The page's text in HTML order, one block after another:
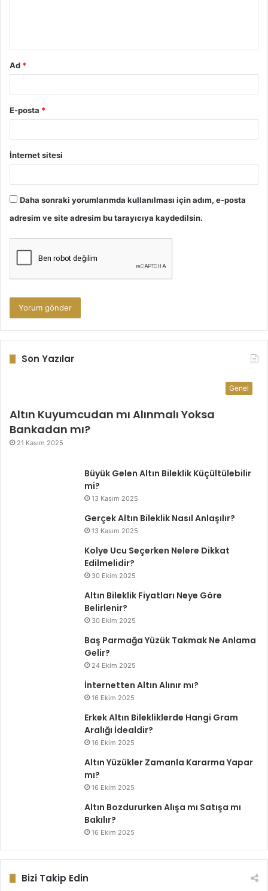
Ad *
E-posta *
İnternet sitesi
Daha sonraki yorumlarımda kullanılması için adım, e-posta
adresim ve site adresim bu tarayıcıya kaydedilsin.
Son Yazılar
Genel
Altın Kuyumcudan mı Alınmalı Yoksa
Bankadan mı?
21 Kasım 2025
Büyük Gelen Altın Bileklik Küçültülebilir
mi?
13 Kasım 2025
Gerçek Altın Bileklik Nasıl Anlaşılır?
13 Kasım 2025
Kolye Ucu Seçerken Nelere Dikkat
Edilmelidir?
30 Ekim 2025
Altın Bileklik Fiyatları Neye Göre
Belirlenir?
30 Ekim 2025
Baş Parmağa Yüzük Takmak Ne Anlama
Gelir?
24 Ekim 2025
İnternetten Altın Alınır mı?
16 Ekim 2025
Erkek Altın Bilekliklerde Hangi Gram
Aralığı İdealdir?
16 Ekim 2025
Altın Yüzükler Zamanla Kararma Yapar
mı?
16 Ekim 2025
Altın Bozdururken Alışa mı Satışa mı
Bakılır?
16 Ekim 2025
Bizi Takip Edin